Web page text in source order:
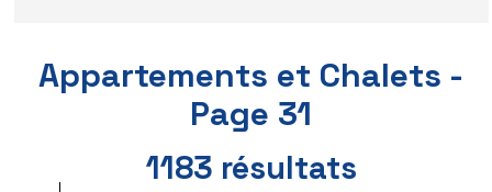
Appartements et Chalets -
Page 31
1183 résultats